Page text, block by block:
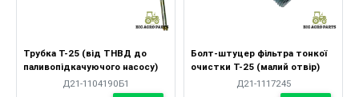
Трубка Т-25 (від ТНВД до
паливопідкачуючого насосу)
Д21-1104190Б1
Болт-штуцер фільтра тонкої
очистки Т-25 (малий отвір)
Д21-1117245